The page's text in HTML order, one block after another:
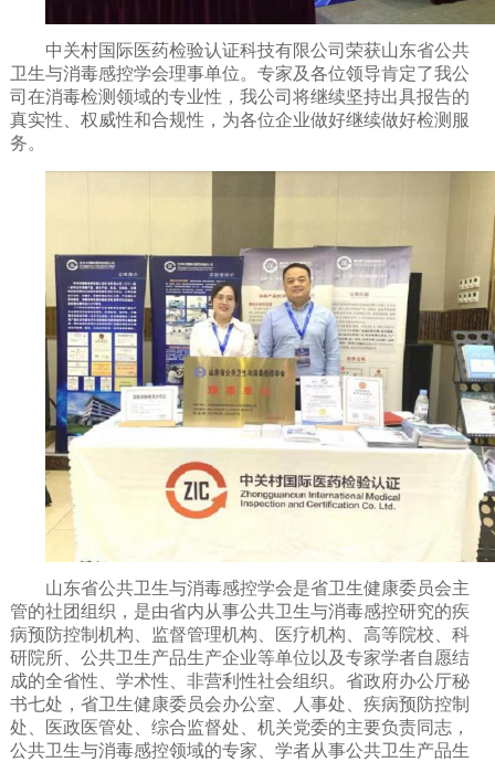
中关村国际医药检验认证科技有限公司荣获山东省公共
卫生与消毒感控学会理事单位。专家及各位领导肯定了我公
司在消毒检测领域的专业性，我公司将继续坚持出具报告的
真实性、权威性和合规性，为各位企业做好继续做好检测服
务。
山东省公共卫生与消毒感控学会是省卫生健康委员会主
管的社团组织，是由省内从事公共卫生与消毒感控研究的疾
病预防控制机构、监督管理机构、医疗机构、高等院校、科
研院所、公共卫生产品生产企业等单位以及专家学者自愿结
成的全省性、学术性、非营利性社会组织。省政府办公厅秘
书七处，省卫生健康委员会办公室、人事处、疾病预防控制
处、医政医管处、综合监督处、机关党委的主要负责同志，
公共卫生与消毒感控领域的专家、学者从事公共卫生产品生